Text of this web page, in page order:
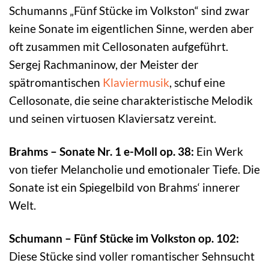
Schumanns „Fünf Stücke im Volkston“ sind zwar
keine Sonate im eigentlichen Sinne, werden aber
oft zusammen mit Cellosonaten aufgeführt.
Sergej Rachmaninow, der Meister der
spätromantischen Klaviermusik, schuf eine
Cellosonate, die seine charakteristische Melodik
und seinen virtuosen Klaviersatz vereint.
Brahms – Sonate Nr. 1 e-Moll op. 38: Ein Werk
von tiefer Melancholie und emotionaler Tiefe. Die
Sonate ist ein Spiegelbild von Brahms‘ innerer
Welt.
Schumann – Fünf Stücke im Volkston op. 102:
Diese Stücke sind voller romantischer Sehnsucht